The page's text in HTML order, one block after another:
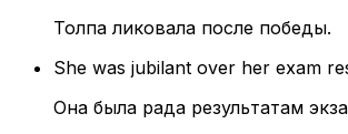
Толпа ликовала после победы.
She was jubilant over her exam
Она была рада результатам